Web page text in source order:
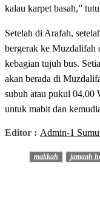
kalau karpet basah,”
Setelah di Arafah,
bergerak ke Muzdalifah
kebagian tujuh bus.
akan berada di
subuh atau pukul 04.00
untuk mabit dan
Editor : Admin-1
makkah jamaah